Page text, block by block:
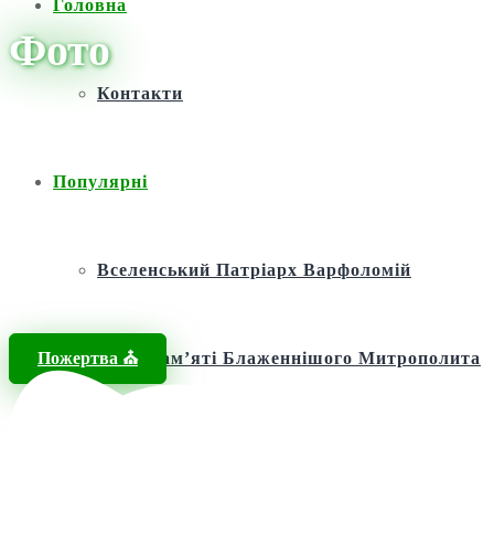
Головна
Контакти
Популярні
Вселенський Патріарх Варфоломій
Фонд пам’яті Блаженнішого Митрополита
Пожертва ⛪️
Фото